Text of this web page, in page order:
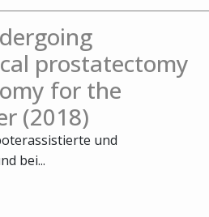
prostatectomy
for the
(2018)
und
bei...